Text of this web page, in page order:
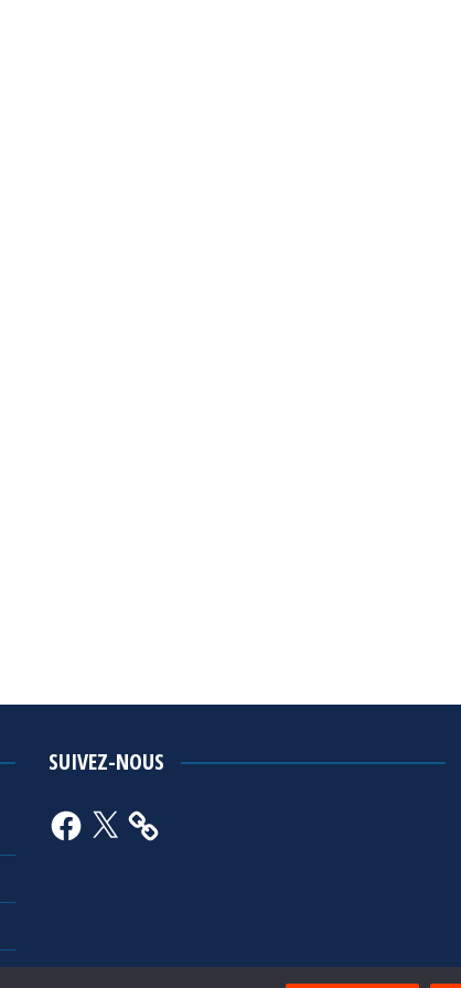
SUIVEZ-NOUS
Facebook
X